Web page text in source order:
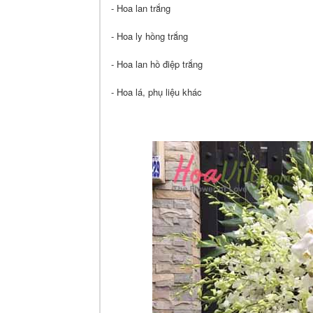
- Hoa lan trắng
- Hoa ly hồng trắng
- Hoa lan hồ điệp trắng
- Hoa lá, phụ liệu khác